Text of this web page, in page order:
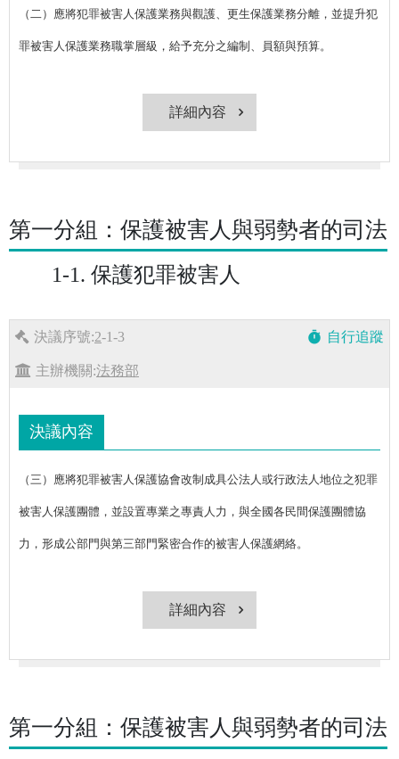
（二）應將犯罪被害人保護業務與觀護、更生保護業務分離，並提升犯
罪被害人保護業務職掌層級，給予充分之編制、員額與預算。
詳細內容
第一分組：保護被害人與弱勢者的司法
1-1. 保護犯罪被害人
決議序號:2-1-3 timer 自行追蹤
主辦機關:法務部
決議內容
（三）應將犯罪被害人保護協會改制成具公法人或行政法人地位之犯罪
被害人保護團體，並設置專業之專責人力，與全國各民間保護團體協
力，形成公部門與第三部門緊密合作的被害人保護網絡。
詳細內容
第一分組：保護被害人與弱勢者的司法